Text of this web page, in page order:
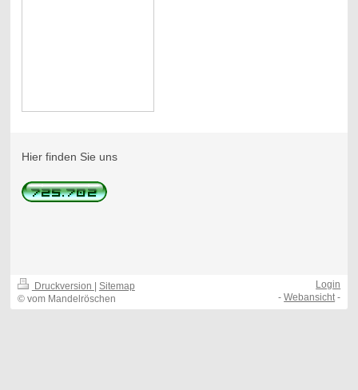
Hier finden Sie uns
Druckversion
Sitemap
© vom Mandelröschen
Login
-Webansicht-